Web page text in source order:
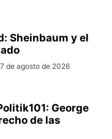
Sheinbaum y el
7 de agosto de 2026
George
de las